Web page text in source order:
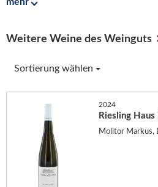
mehr
Weitere Weine des Weinguts
Sortierung wählen
2024
Riesling
Molitor Markus,